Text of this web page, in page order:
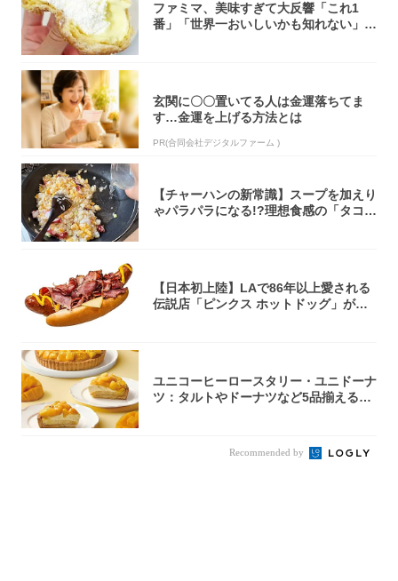
ファミマ、美味すぎて大反響「これ1
番」「世界一おいしいかも知れない」
玄関に〇〇置いてる人は金運落ちてま
す…金運を上げる方法とは
PR(合同会社デジタルファーム )
【チャーハンの新常識】スープを加えり
ゃパラパラになる!?理想食感の「タコチ
【日本初上陸】LAで86年以上愛される
伝説店「ピンクス ホットドッグ」が年
ユニコーヒーロースタリー・ユニドーナ
ツ：タルトやドーナツなど5品揃える
Recommended by